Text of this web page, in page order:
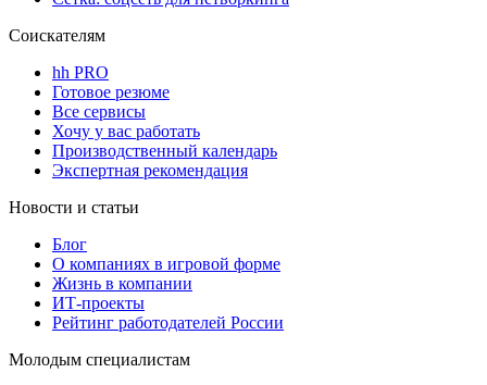
Соискателям
hh PRO
Готовое резюме
Все сервисы
Хочу у вас работать
Производственный календарь
Экспертная рекомендация
Новости и статьи
Блог
О компаниях в игровой форме
Жизнь в компании
ИТ-проекты
Рейтинг работодателей России
Молодым специалистам